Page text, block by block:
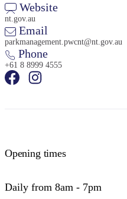
Website
nt.gov.au
Email
parkmanagement.pwcnt@nt.gov.au
Phone
+61 8 8999 4555
Opening times
Daily from 8am - 7pm